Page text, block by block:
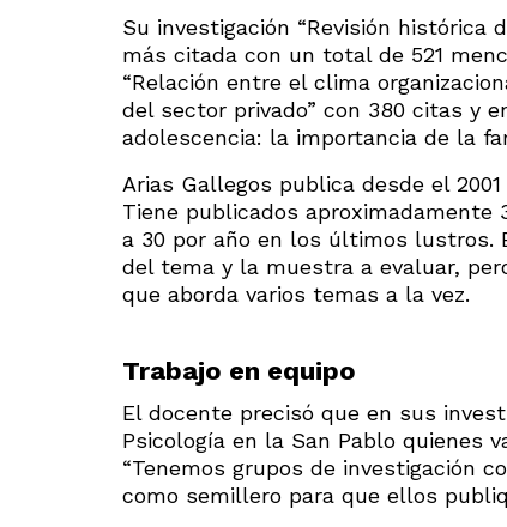
Su investigación “Revisión
más citada con un total de 521
“Relación entre el clima
del sector privado” con 380 citas y
adolescencia: la importancia de la
Arias Gallegos publica desde el
Tiene publicados aproximadamente
a 30 por año en los últimos lustros.
del tema y la muestra a evaluar,
que aborda varios temas a la vez.
Trabajo en equipo
El docente precisó que en sus
Psicología en la San Pablo quienes
“Tenemos grupos de investigación
como semillero para que ellos